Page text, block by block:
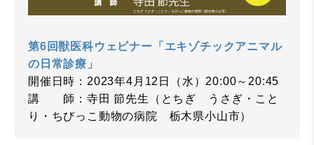
第6回獣医科ウェビナー「エキゾチックアニマル
の日常診療」
開催日時：2023年4月12日（水）20:00～20:45
講 師：寺田 節先生（とちぎ うさぎ・こと
り・ちびっこ動物の病院 栃木県小山市）